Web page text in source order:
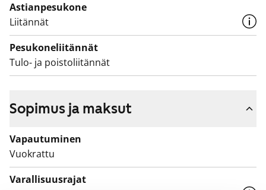
Astianpesukone
Liitännät
Pesukoneliitännät
Tulo- ja poistoliitännät
Sopimus ja maksut
Vapautuminen
Vuokrattu
Varallisuusrajat